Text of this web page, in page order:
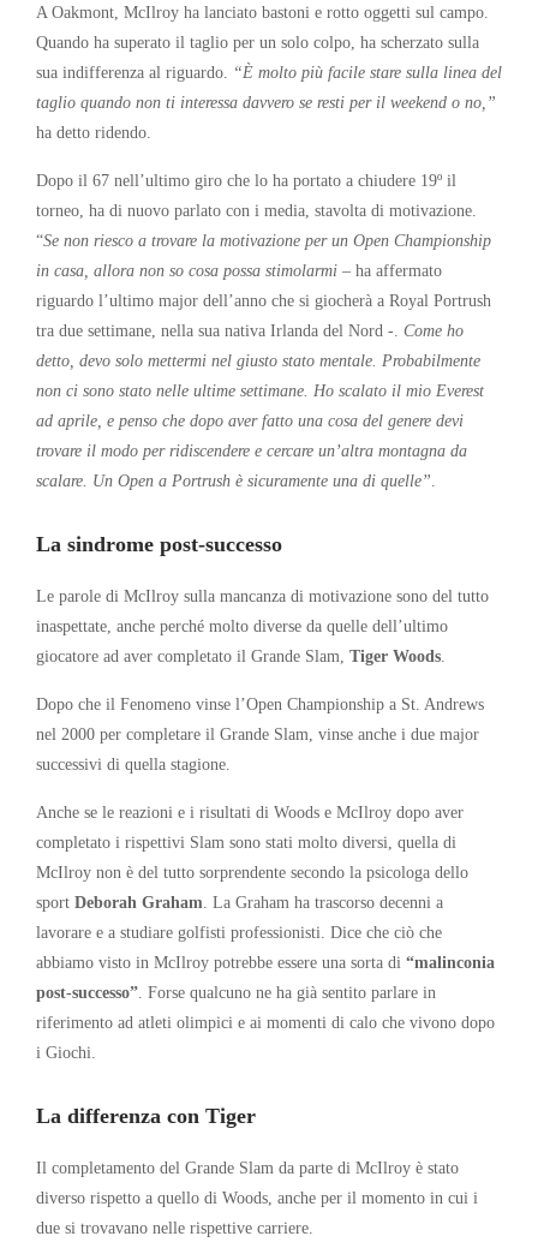
A Oakmont, McIlroy ha lanciato bastoni e rotto oggetti sul campo.
Quando ha superato il taglio per un solo colpo, ha scherzato sulla
sua indifferenza al riguardo.
“È molto più facile stare sulla linea del
taglio quando non ti interessa davvero se resti per il weekend o no,”
ha detto ridendo.
Dopo il 67 nell’ultimo giro che lo ha portato a chiudere 19º il
torneo, ha di nuovo parlato con i media, stavolta di motivazione.
“Se non riesco a trovare la motivazione per un Open Championship
in casa, allora non so cosa possa stimolarmi – ha affermato
riguardo l’ultimo major dell’anno che si giocherà a Royal Portrush
tra due settimane, nella sua nativa Irlanda del Nord -. Come ho
detto, devo solo mettermi nel giusto stato mentale. Probabilmente
non ci sono stato nelle ultime settimane. Ho scalato il mio Everest
ad aprile, e penso che dopo aver fatto una cosa del genere devi
trovare il modo per ridiscendere e cercare un’altra montagna da
scalare. Un Open a Portrush è sicuramente una di quelle”
La sindrome post-successo
Le parole di McIlroy sulla mancanza di motivazione sono del tutto
inaspettate, anche perché molto diverse da quelle dell’ultimo
giocatore ad aver completato il Grande Slam, Tiger Woods
Dopo che il Fenomeno vinse l’Open Championship a St. Andrews
nel 2000 per completare il Grande Slam, vinse anche i due major
successivi di quella stagione.
Anche se le reazioni e i risultati di Woods e McIlroy dopo aver
completato i rispettivi Slam sono stati molto diversi, quella di
McIlroy non è del tutto sorprendente secondo la psicologa dello
sport Deborah Graham . La Graham ha trascorso decenni a
lavorare e a studiare golfisti professionisti. Dice che ciò che
abbiamo visto in McIlroy potrebbe essere una sorta di “malinconia
post-successo” . Forse qualcuno ne ha già sentito parlare in
riferimento ad atleti olimpici e ai momenti di calo che vivono dopo
i Giochi.
La differenza con Tiger
Il completamento del Grande Slam da parte di McIlroy è stato
diverso rispetto a quello di Woods, anche per il momento in cui i
due si trovavano nelle rispettive carriere.